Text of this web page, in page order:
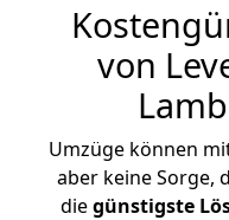
von
Umzüge können
aber keine Sorge,
diegünstigste